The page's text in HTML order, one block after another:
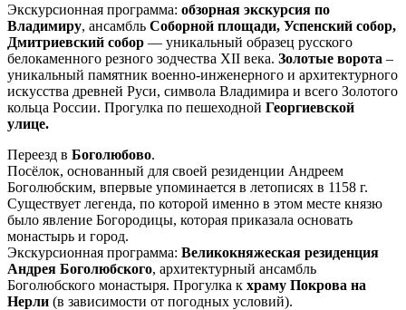
Экскурсионная программа: обзорная экскурсия по
Владимиру, ансамбль Соборной площади, Успенский собор,
Дмитриевский собор — уникальный образец русского
белокаменного резного зодчества XII века. Золотые ворота –
уникальный памятник военно-инженерного и архитектурного
искусства древней Руси, символа Владимира и всего Золотого
кольца России. Прогулка по пешеходной Георгиевской
улице.
Переезд в Боголюбово.
Посёлок, основанный для своей резиденции Андреем
Боголюбским, впервые упоминается в летописях в 1158 г.
Существует легенда, по которой именно в этом месте князю
было явление Богородицы, которая приказала основать
монастырь и город.
Экскурсионная программа: Великокняжеская резиденция
Андрея Боголюбского, архитектурный ансамбль
Боголюбского монастыря. Прогулка к храму Покрова на
Нерли (в зависимости от погодных условий).